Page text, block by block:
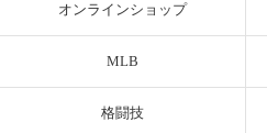
オンラインショップ
MLB
格闘技